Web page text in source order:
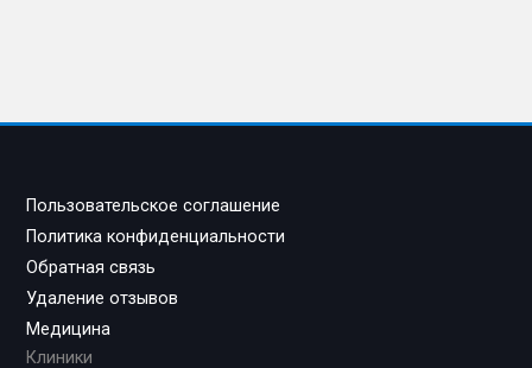
Пользовательское соглашение
Политика конфиденциальности
Обратная связь
Удаление отзывов
Медицина
Клиники